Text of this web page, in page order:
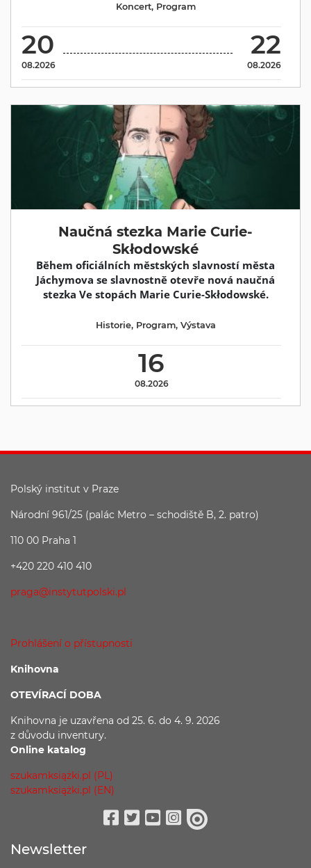
20
08.2026
22
08.2026
Koncert, Program
Naučná stezka Marie Curie-
Skłodowské
Během oficiálních městských slavností města
Jáchymova se slavnostně otevře nová naučná
stezka Ve stopách Marie Curie-Skłodowské.
16
08.2026
Historie, Program, Výstava
Polský institut v Praze
Národní 961/25 (palác Metro – schodiště B, 2. patro)
110 00 Praha 1
+420 220 410 410
praga@instytutpolski.pl
Prohlášení o přístupnosti
Knihovna
OTEVÍRACÍ DOBA
Knihovna je uzavřena od 25. 6. do 4. 9. 2026
z důvodu inventury.
Online katalog
szukamksiążki.pl (PL)
szukamksiążki.pl (EN)
Newsletter